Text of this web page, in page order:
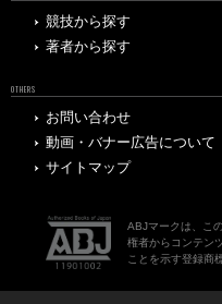
競技から探す
著者から探す
OTHERS
お問い合わせ
動画・バナー広告について
サイトマップ
ABJマークは、こ
権者からコンテン
ことを示す登録商